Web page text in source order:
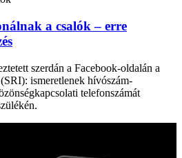
a csalók – erre
szerdán a Facebook-oldalán a
ismeretlenek hívószám-
telefonszámát